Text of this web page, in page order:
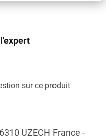
sur ce produit
UZECH France -